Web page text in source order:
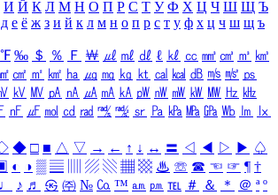
И Й К Л М Н О П Р С Т У Ф Х Ц Ч Ш Щ Ъ
д е ё ж з и й к л м н о п р с т у ф х ц ч ш щ ъ
℉ ‰ ＄ ％ Ｆ ￦ ㎕ ㎖ ㎗ ℓ ㎘ ㏄ ㎣ ㎤ ㎥ ㎦
㎠ ㎡ ㎢ ㏊ ㎍ ㎎ ㎏ ㏏ ㎈ ㎉ ㏈ ㎧ ㎨ ㎰
㎸ ㎹ ㎀ ㎁ ㎂ ㎃ ㎄ ㎺ ㎻ ㎽ ㎾ ㎿ ㎐ ㎑
㎋ ㎌ ㏖ ㏅ ㎭ ㎮ ㎯ ㏛ ㎩ ㎪ ㎫ ㎬ ㏝ ㏐
㏓
◆ □ ■ △ ▽ → ← ↑ ↓ ↔ 〓 ◁ ◀ ▷ ▶ ♤
◐ ◑ ▒ ▤ ▨ ▧ ▦ ▩ ♨ ☏ ☎ ☜ ☞ ¶ †
♩ ♪ ♬ ㉿ ㈜ № ㏇ ™ ㏂ ㏘ ℡ ＃ ＆ ＊ ＠ ª º